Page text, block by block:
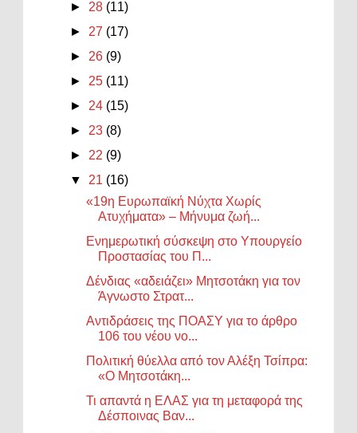
► 28 (11)
► 27 (17)
► 26 (9)
► 25 (11)
► 24 (15)
► 23 (8)
► 22 (9)
▼ 21 (16)
«19η Ευρωπαϊκή Νύχτα Χωρίς
Ατυχήματα» – Μήνυμα ζωή...
Ενημερωτική σύσκεψη στο Υπουργείο
Προστασίας του Π...
Δένδιας «αδειάζει» Μητσοτάκη για τον
Άγνωστο Στρατ...
Αντιδράσεις της ΠΟΑΣΥ για το άρθρο
106 του νέου νο...
Πολιτική θύελλα από τον Αλέξη Τσίπρα:
«Ο Μητσοτάκη...
Τι απαντά η ΕΛΑΣ για τη μεταφορά της
Δέσποινας Βαν...